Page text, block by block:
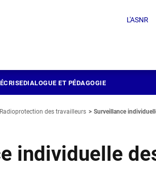
L'ASNR
CRISEDIALOGUE ET PÉDAGOGIE
Radioprotection des travailleurs Surveillance
individuelle